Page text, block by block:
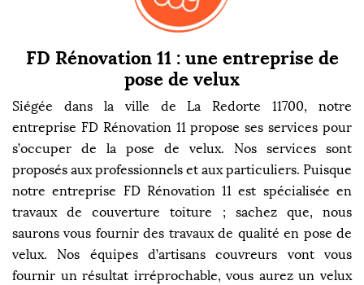
FD Rénovation 11 : une entreprise de
pose de velux
Siégée dans la ville de La Redorte 11700, notre
entreprise FD Rénovation 11 propose ses services pour
s’occuper de la pose de velux. Nos services sont
proposés aux professionnels et aux particuliers. Puisque
notre entreprise FD Rénovation 11 est spécialisée en
travaux de couverture toiture ; sachez que, nous
saurons vous fournir des travaux de qualité en pose de
velux. Nos équipes d’artisans couvreurs vont vous
fournir un résultat irréprochable, vous aurez un velux